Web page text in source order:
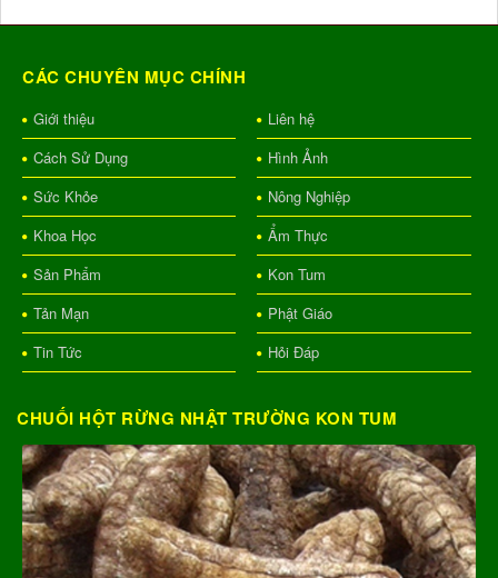
CÁC CHUYÊN MỤC CHÍNH
Giới thiệu
Liên hệ
Cách Sử Dụng
Hình Ảnh
Sức Khỏe
Nông Nghiệp
Khoa Học
Ẩm Thực
Sản Phẩm
Kon Tum
Tản Mạn
Phật Giáo
Tin Tức
Hỏi Đáp
CHUỐI HỘT RỪNG NHẬT TRƯỜNG KON TUM